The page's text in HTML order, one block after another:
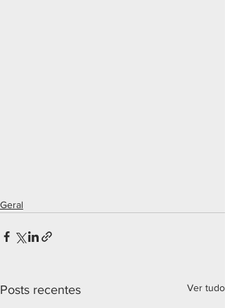
Geral
Posts recentes Ver tudo